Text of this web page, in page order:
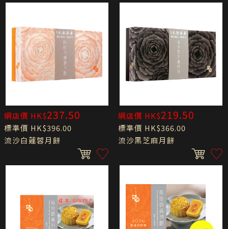
網店價 HK$237.50
標準價 HK$396.00
流沙白蓮蓉月餅
網店價 HK$219.50
標準價 HK$366.00
流沙黑芝麻月餅